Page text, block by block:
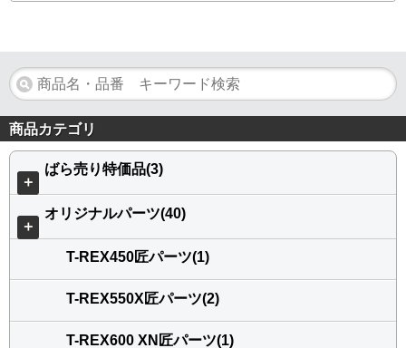
商品カテゴリ
＋
ばら売り特価品(3)
＋
オリジナルパーツ(40)
T-REX450匠パーツ(1)
T-REX550X匠パーツ(2)
T-REX600 XN匠パーツ(1)